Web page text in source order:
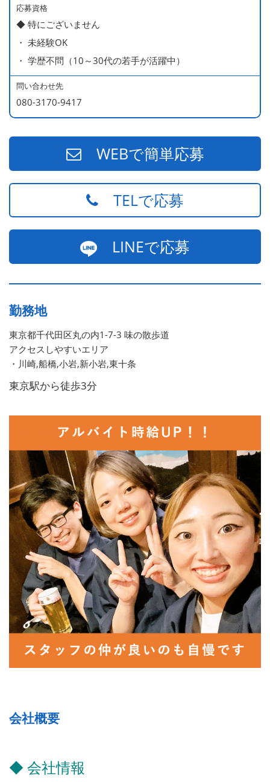
応募資格
◆ 特にございません
・ 未経験OK
・ 学歴不問（10～30代の若手が活躍中）
問い合わせ先
080-3170-9417
WEBで簡単応募
TELで応募
LINEで応募
勤務地
東京都千代田区丸の内1-7-3 味の散歩道
アクセスしやすいエリア
・川崎,船橋,小岩,新小岩,東十条
東京駅から徒歩3分
会社概要
◆ 会社情報